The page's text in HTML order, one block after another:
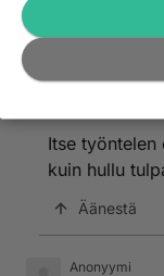
Anonyymi
2023-12-
Itse työntelen
kuin hullu
Äänestä
Anonyymi